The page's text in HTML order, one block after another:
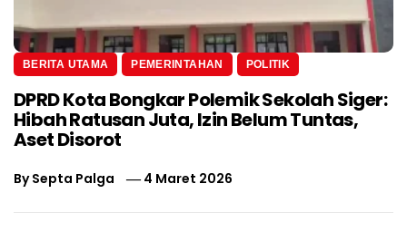
BERITA UTAMA PEMERINTAHAN POLITIK
DPRD Kota Bongkar Polemik Sekolah Siger:
Hibah Ratusan Juta, Izin Belum Tuntas,
Aset Disorot
BySepta Palga 4 Maret 2026